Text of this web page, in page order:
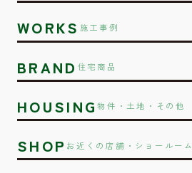
WORKS 施工事例
BRAND 住宅商品
HOUSING物件・土地・その他
SHOP お近くの店舗・ショールーム